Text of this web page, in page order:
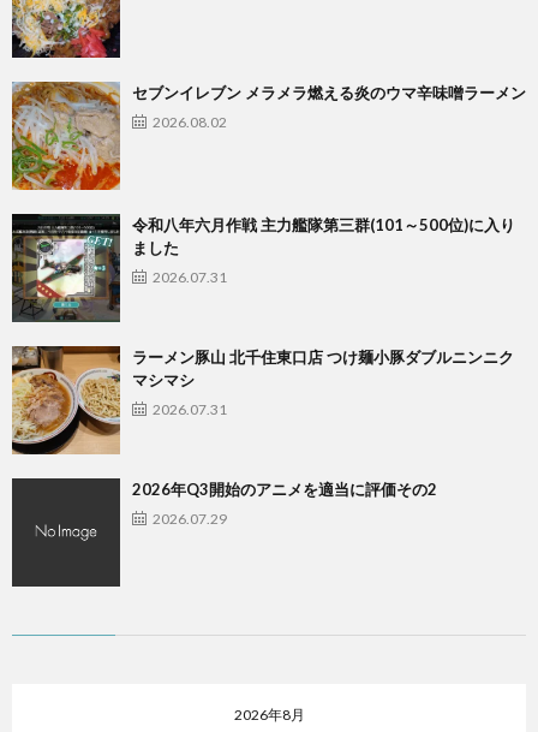
セブンイレブン メラメラ燃える炎のウマ辛味噌ラーメン
2026.08.02
令和八年六月作戦 主力艦隊第三群(101～500位)に入り
ました
2026.07.31
ラーメン豚山 北千住東口店 つけ麺小豚ダブルニンニク
マシマシ
2026.07.31
2026年Q3開始のアニメを適当に評価その2
2026.07.29
2026年8月